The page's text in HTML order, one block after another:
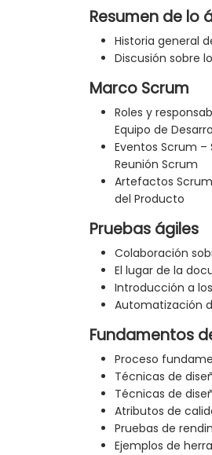
Resumen de lo
Historia general
Discusión sobre
Marco Scrum
Roles y
Equipo de
Eventos Scrum –
Reunión Scrum
Artefactos
del Producto
Pruebas ágiles
Colaboración
El lugar de la
Introducción a
Automatización
Fundamentos
Proceso
Técnicas de
Técnicas de
Atributos de
Pruebas de
Ejemplos de